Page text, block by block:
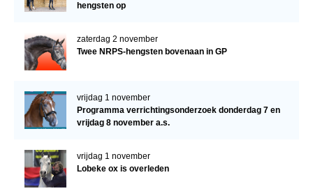
hengsten op
zaterdag 2 november
Twee NRPS-hengsten bovenaan in GP
vrijdag 1 november
Programma verrichtingsonderzoek donderdag 7 en
vrijdag 8 november a.s.
vrijdag 1 november
Lobeke ox is overleden